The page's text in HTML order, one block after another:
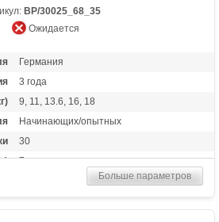
BP/30025_68_35
Ожидается
Германия
3 года
9, 11, 13.6, 16, 18
Начинающих/опытных
30
7
метка на тетиву, тетива Traditional Flight
Больше параметров